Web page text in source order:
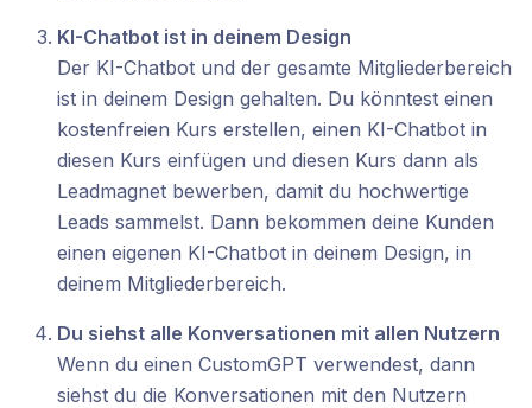
KI-Chatbot ist in deinem Design
Der KI-Chatbot und der gesamte Mitgliederbereich
ist in deinem Design gehalten. Du könntest einen
kostenfreien Kurs erstellen, einen KI-Chatbot in
diesen Kurs einfügen und diesen Kurs dann als
Leadmagnet bewerben, damit du hochwertige
Leads sammelst. Dann bekommen deine Kunden
einen eigenen KI-Chatbot in deinem Design, in
deinem Mitgliederbereich.
Du siehst alle Konversationen mit allen Nutzern
Wenn du einen CustomGPT verwendest, dann
siehst du die Konversationen mit den Nutzern